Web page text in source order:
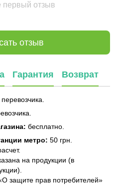
первый отзыв
отзыв
Гарантия Возврат
бесплатно.
метро: 50 грн.
на продукции (в
защите прав потребителей»